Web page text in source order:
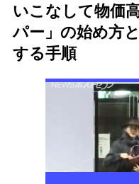
いこなして物価
パー」の始め方
する手順